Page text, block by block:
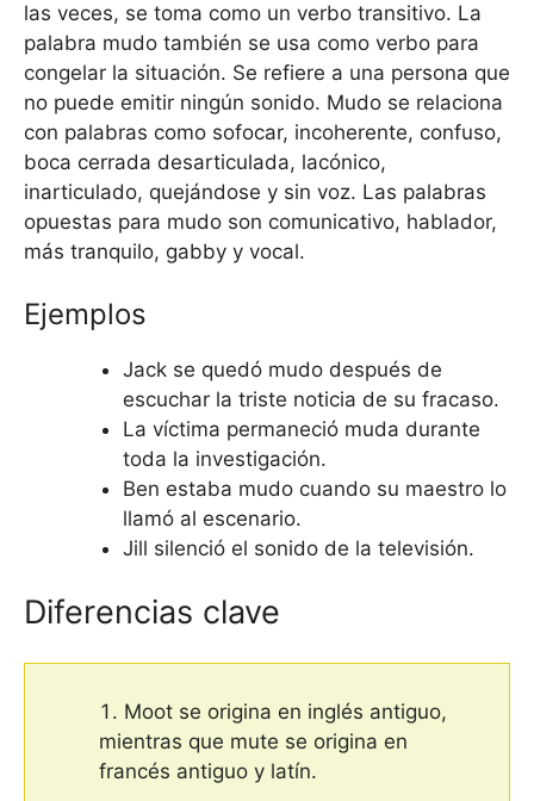
las veces, se toma como un verbo transitivo. La
palabra mudo también se usa como verbo para
congelar la situación. Se refiere a una persona que
no puede emitir ningún sonido. Mudo se relaciona
con palabras como sofocar, incoherente, confuso,
boca cerrada desarticulada, lacónico,
inarticulado, quejándose y sin voz. Las palabras
opuestas para mudo son comunicativo, hablador,
más tranquilo, gabby y vocal.
Ejemplos
Jack se quedó mudo después de
escuchar la triste noticia de su fracaso.
La víctima permaneció muda durante
toda la investigación.
Ben estaba mudo cuando su maestro lo
llamó al escenario.
Jill silenció el sonido de la televisión.
Diferencias clave
Moot se origina en inglés antiguo,
mientras que mute se origina en
francés antiguo y latín.